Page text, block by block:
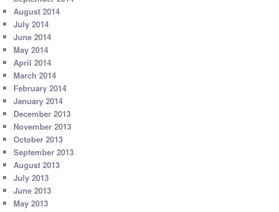
August 2014
July 2014
June 2014
May 2014
April 2014
March 2014
February 2014
January 2014
December 2013
November 2013
October 2013
September 2013
August 2013
July 2013
June 2013
May 2013